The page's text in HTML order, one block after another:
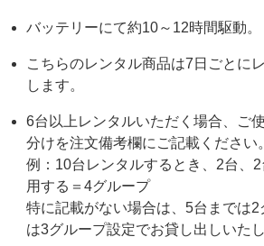
バッテリーにて約10～12時間駆動。
こちらのレンタル商品は7日ごとに
します。
6台以上レンタルいただく場合、ご
分けを注文備考欄にご記載ください。
例：10台レンタルするとき、2台、
用する＝4グループ
特に記載がない場合は、5台までは2
は3グループ設定でお貸し出しいたし